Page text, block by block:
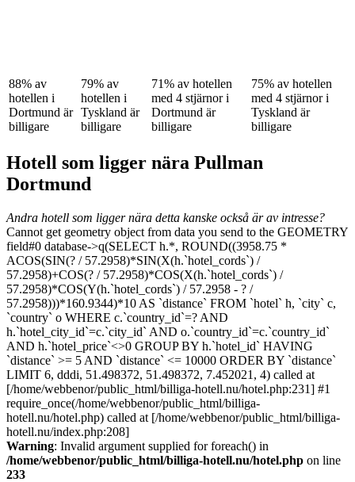
88% av
hotellen i
Dortmund är
billigare
79% av
hotellen i
Tyskland är
billigare
71% av hotellen
med 4 stjärnor i
Dortmund är
billigare
75% av hotellen
med 4 stjärnor i
Tyskland är
billigare
Hotell som ligger nära Pullman
Dortmund
Andra hotell som ligger nära detta kanske också är av intresse?
Cannot get geometry object from data you send to the GEOMETRY
field#0 database->q(SELECT h.*, ROUND((3958.75 *
ACOS(SIN(? / 57.2958)*SIN(X(h.`hotel_cords`) /
57.2958)+COS(? / 57.2958)*COS(X(h.`hotel_cords`) /
57.2958)*COS(Y(h.`hotel_cords`) / 57.2958 - ? /
57.2958)))*160.9344)*10 AS `distance` FROM `hotel` h, `city` c,
`country` o WHERE c.`country_id`=? AND
h.`hotel_city_id`=c.`city_id` AND o.`country_id`=c.`country_id`
AND h.`hotel_price`<>0 GROUP BY h.`hotel_id` HAVING
`distance` >= 5 AND `distance` <= 10000 ORDER BY `distance`
LIMIT 6, dddi, 51.498372, 51.498372, 7.452021, 4) called at
[/home/webbenor/public_html/billiga-hotell.nu/hotel.php:231] #1
require_once(/home/webbenor/public_html/billiga-
hotell.nu/hotel.php) called at [/home/webbenor/public_html/billiga-
hotell.nu/index.php:208]
Warning: Invalid argument supplied for foreach() in
/home/webbenor/public_html/billiga-hotell.nu/hotel.php on line
233